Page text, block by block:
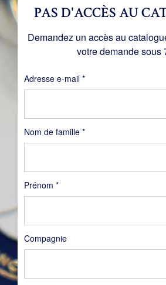
Nom de famille *
Prénom *
Compagnie
PAS D'ACCÈS AU
Demandez un accès au
votre demande sous
Adresse e-mail *Obligatoire